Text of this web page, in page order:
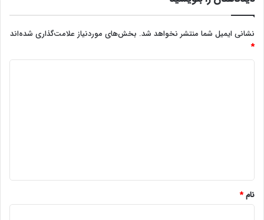
نشانی ایمیل شما منتشر نخواهد شد. بخش‌های موردنیاز علامت‌گذاری شده‌اند
*
نام*